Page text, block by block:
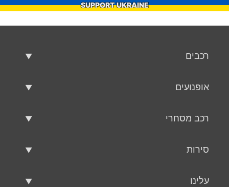
SUPPORT UKRAINE
רכבים
אופנועים
רכב מסחרי
סירות
עלינו